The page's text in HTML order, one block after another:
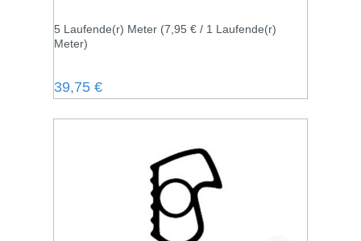
5 Laufende(r) Meter (7,95 € / 1 Laufende(r)
Meter)
Regulärer Preis:
39,75 €